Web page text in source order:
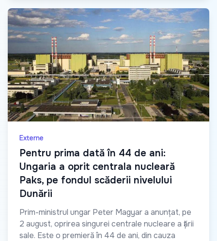
Externe
Pentru prima dată în 44 de ani:
Ungaria a oprit centrala nucleară
Paks, pe fondul scăderii nivelului
Dunării
Prim-ministrul ungar Peter Magyar a anunțat, pe
2 august, oprirea singurei centrale nucleare a țării
sale. Este o premieră în 44 de ani, din cauza